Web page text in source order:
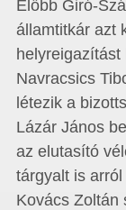
Előbb Giró-
államtitkár azt
Navracsics
létezik a
Lázár János
az elutasító
tárgyalt is
Kovács Zoltán